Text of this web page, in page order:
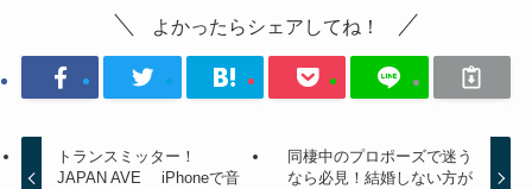
よかったらシェアしてね！
トランスミッター！
JAPAN AVE iPhoneで音
同棲中のプロポーズで迷う
なら必見！結婚しない方が